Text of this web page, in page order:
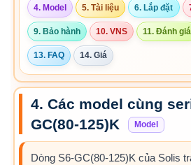
4. Model 5. Tài liệu 6. Lắp đặt
9. Bảo hành 10. VNS 11. Đánh giá
13. FAQ 14. Giá
4. Các model cùng
GC(80-125)K
Model
Dòng S6-GC(80-125)K của Solis